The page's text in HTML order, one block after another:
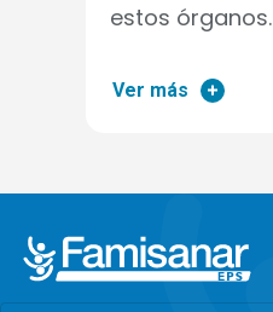
estos órganos.
Ver más